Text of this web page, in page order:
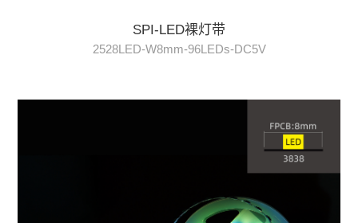
SPI-LED裸灯带
2528LED-W8mm-96LEDs-DC5V